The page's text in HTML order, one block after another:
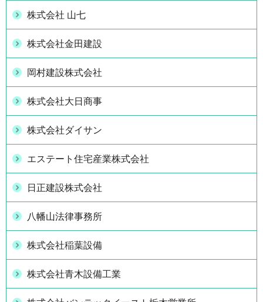
株式会社 山七
株式会社金田建設
岡村建設株式会社
株式会社大日商事
株式会社ダイサン
エステート住宅産業株式会社
日正建設株式会社
八幡山法律事務所
株式会社稲葉設備
株式会社青木設備工業